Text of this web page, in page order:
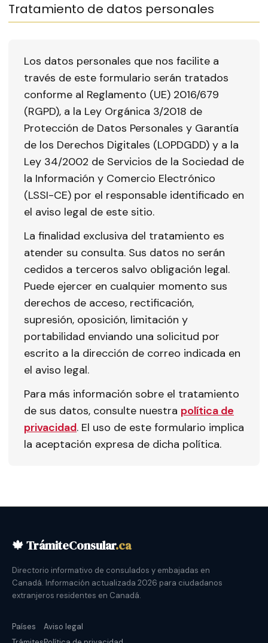
vacío.
Tratamiento de datos personales
Los datos personales que nos facilite a
través de este formulario serán tratados
conforme al Reglamento (UE) 2016/679
(RGPD), a la Ley Orgánica 3/2018 de
Protección de Datos Personales y Garantía
de los Derechos Digitales (LOPDGDD) y a la
Ley 34/2002 de Servicios de la Sociedad de
la Información y Comercio Electrónico
(LSSI-CE) por el responsable identificado en
el aviso legal de este sitio.
La finalidad exclusiva del tratamiento es
atender su consulta. Sus datos no serán
cedidos a terceros salvo obligación legal.
Puede ejercer en cualquier momento sus
derechos de acceso, rectificación,
supresión, oposición, limitación y
portabilidad enviando una solicitud por
escrito a la dirección de correo indicada en
el aviso legal.
Para más información sobre el tratamiento
de sus datos, consulte nuestra política de
privacidad. El uso de este formulario implica
la aceptación expresa de dicha política.
🍁 TrámiteConsular.ca
Directorio informativo de consulados y embajadas en
Canadá. Información actualizada 2026 para ciudadanos
extranjeros residentes en Canadá.
Países
Aviso legal